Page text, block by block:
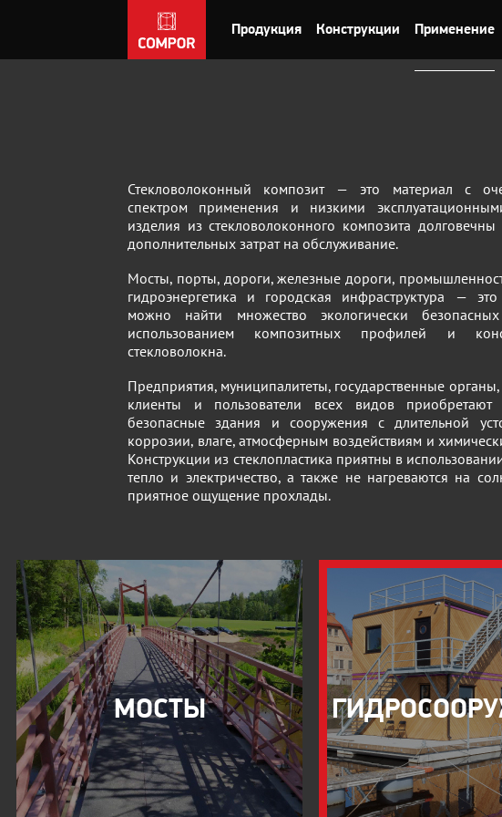
Продукция Конструкции Применение
Стекловолоконный композит — это материал с
спектром применения и низкими
изделия из стекловолоконного композита
дополнительных затрат на обслуживание.
Мосты, порты, дороги, железные дороги,
гидроэнергетика и городская инфраструктура —
можно найти множество экологически
использованием композитных профилей и
стекловолокна.
Предприятия, муниципалитеты, государственные
клиенты и пользователи всех видов приобретают
безопасные здания и сооружения с длительной
коррозии, влаге, атмосферным воздействиям и
Конструкции из стеклопластика приятны в
тепло и электричество, а также не нагреваются на
приятное ощущение прохлады.
МОСТЫ